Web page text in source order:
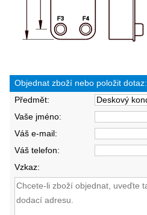
Objednat zboží nebo položit dotaz:
Předmět:
Vaše jméno:
Váš e-mail:
Váš telefon:
Vzkaz: